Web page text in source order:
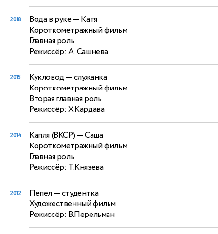
2018 Вода в руке— Катя
Короткометражный фильм
Главная роль
Режиссёр: А. Сашнева
2015 Кукловод— служанка
Короткометражный фильм
Вторая главная роль
Режиссёр: Х.Кардава
2014 Капля (ВКСР) — Саша
Короткометражный фильм
Главная роль
Режиссёр: Т.Князева
2012 Пепел — студентка
Художественный фильм
Режиссёр: В.Перельман